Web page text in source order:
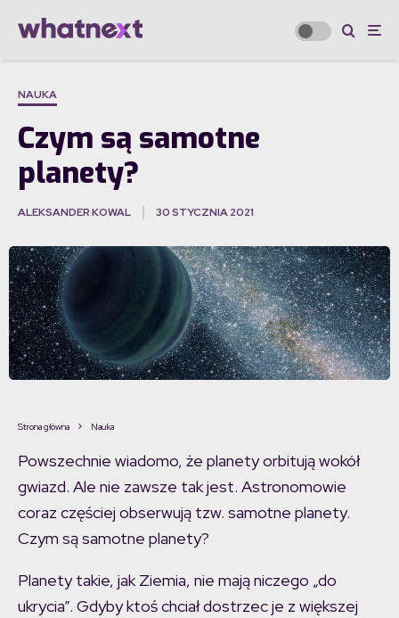
NAUKA
Czym są samotne
planety?
ALEKSANDER KOWAL 30 STYCZNIA 2021
Czym są samotne planety?
Strona główna Nauka
Powszechnie wiadomo, że planety orbitują wokół
gwiazd. Ale nie zawsze tak jest. Astronomowie
coraz częściej obserwują tzw. samotne planety.
Czym są samotne planety?
Planety takie, jak Ziemia, nie mają niczego „do
ukrycia”. Gdyby ktoś chciał dostrzec je z większej